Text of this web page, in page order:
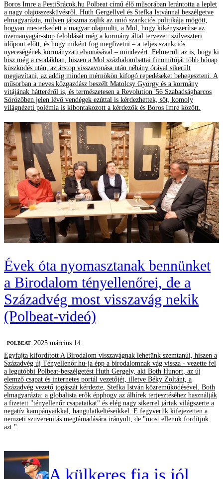
Boros Imre a PestiSrácok.hu Polbeat című élő műsorában lerántotta a leplet
a nagy olajösszesküvésről. Huth Gergellyel és Stefka Istvánnal beszélgetve
elmagyarázta, milyen játszma zajlik az unió szankciós politikája mögött,
hogyan mesterkedett a magyar olajmulti, a Mol, hogy kikényszerítse az
üzemanyagár-stop feloldását még a kormány által tervezett szilveszteri
időpont előtt, és hogy miként fog megfizetni – a teljes szankciós
nyereségének kormányzati elvonásával – mindezért. Felmerült az is, hogy ki
hisz még a csodákban, hiszen a Mol százhalombattai finomítóját több hónap
küszködés után, az árstop visszavonása után néhány órával sikerült
megjavítani, az addig minden mérnökön kifogó repedéseket behegeszteni. A
műsorban a neves közgazdász beszélt Matolcsy György és a kormány
vitájának hátteréről is, és természetesen a Revolution '56 Szabadságharcos
Sörözőben jelen lévő vendégek ezúttal is kérdezhettek, sőt, komoly
világnézeti polémia is kibontakozott a kérdezők és Boros Imre között.
Évek óta nyomasztanak bennünket
a Birodalom tényellenőrei, de a
Századvég most visszavág nekik
(Polbeat-videó)
‎POLBEAT 2025 március 14.
Egyfajta kifordított A Birodalom visszavágnak lehetünk szemtanúi, hiszen a
Századvég új Tényellenőr.hu-ja épp a birodalomnak vág vissza - vezette fel
a legutóbbi Polbeat-beszélgetést Huth Gergely, aki Both Hunort, az új
elemző csapat és internetes portál vezetőjét, illetve Béky Zoltánt, a
Századvég vezető jogászát kérdezte, Stefka István közreműködésével. Both
elmagyarázta: a globalista erők épphogy az álhírek terjesztéséhez használják
a fizetett "tényellenőr csapataikat" és elég nagy sikerrel jártak világszerte a
negatív kampányaikkal, hangulatkeltéseikkel. E fegyverük kifejezetten a
nemzeti szuverenitás megtámadására irányult, de "most ellenük fordítjuk
azt."